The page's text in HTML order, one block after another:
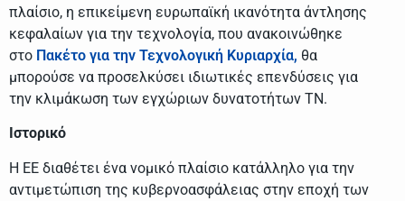
πλαίσιο, η επικείμενη ευρωπαϊκή ικανότητα άντλησης
κεφαλαίων για την τεχνολογία, που ανακοινώθηκε
στο Πακέτο για την Τεχνολογική Κυριαρχία, θα
μπορούσε να προσελκύσει ιδιωτικές επενδύσεις για
την κλιμάκωση των εγχώριων δυνατοτήτων ΤΝ.
Ιστορικό
Η ΕΕ διαθέτει ένα νομικό πλαίσιο κατάλληλο για την
αντιμετώπιση της κυβερνοασφάλειας στην εποχή των